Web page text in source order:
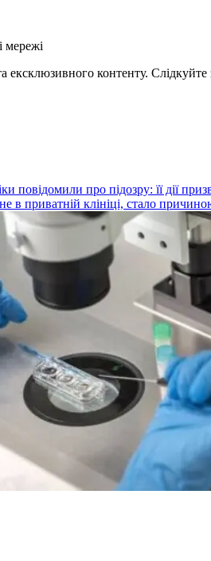
мережі
ексклюзивного контенту.
повідомили про підозру: її дії
в приватній клініці, стало